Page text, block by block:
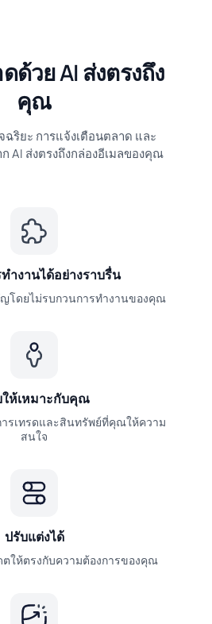
ด้วย AI ส่งตรงถึง
คุณ
ริยะ การแจ้งเตือนตลาด และ
AI ส่งตรงถึงกล่องอีเมลของคุณ
ำงานได้อย่างราบรื่น
โดยไม่รบกวนการทำงานของคุณ
ห้เหมาะกับคุณ
รเทรดและสินทรัพย์ที่คุณให้ความ
สนใจ
ปรับแต่งได้
ตให้ตรงกับความต้องการของคุณ